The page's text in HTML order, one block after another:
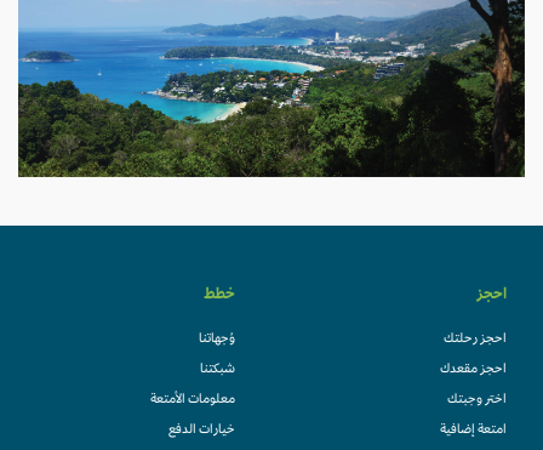
احجز
احجز رحلتك
احجز مقعدك
اختر وجبتك
امتعة إضافية
خطط
وُجهاتنا
شبكتنا
معلومات الأمتعة
خيارات الدفع